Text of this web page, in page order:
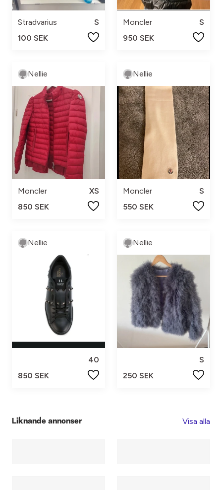
Stradvarius
S
100 SEK
Moncler
S
950 SEK
Nellie
Moncler
XS
850 SEK
Nellie
Moncler
S
550 SEK
Nellie
40
850 SEK
Nellie
S
250 SEK
Liknande annonser Visa alla